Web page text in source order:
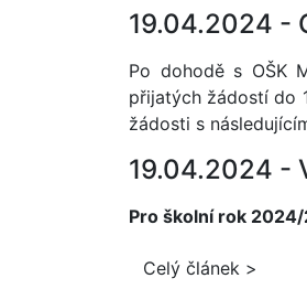
19.04.2024 -
Po dohodě s OŠK
přijatých žádostí do
žádosti s
19.04.2024 -
Pro školní rok 2024/
Celý článek >